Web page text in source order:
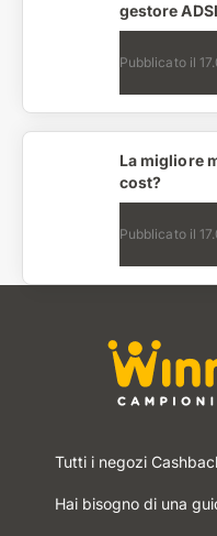
gestore
Pubblicato il
La migliore
cost?
Pubblicato il
Tutti i negozi
Hai bisogno di una